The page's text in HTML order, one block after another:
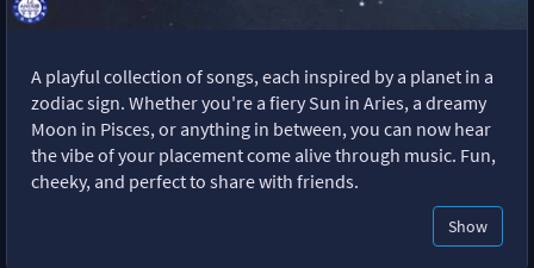
A playful collection of songs, each inspired by a planet in a
zodiac sign. Whether you're a fiery Sun in Aries, a dreamy
Moon in Pisces, or anything in between, you can now hear
the vibe of your placement come alive through music. Fun,
cheeky, and perfect to share with friends.
Show